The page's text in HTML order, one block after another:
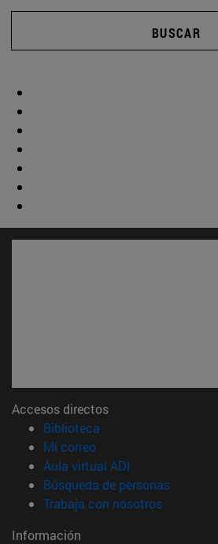
BUSCAR
Accesos directos
Biblioteca
Mi correo(abre en nueva
Aula virtual ADI
Búsqueda de personas(abre en
Trabaja con nosotros(abre en
Información